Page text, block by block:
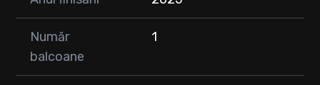
Număr
balcoane
1